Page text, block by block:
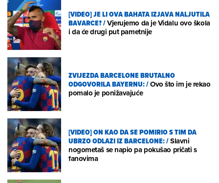
[VIDEO] JE LI OVA BAHATA IZJAVA NALJUTILA
BAVARCE?/Vjerujemo da je Vidalu ovo škola
i da će drugi put pametnije
ZVIJEZDA BARCELONE BRUTALNO
ODGOVORILA BAYERNU:/Ovo što im je rekao
pomalo je ponižavajuće
[VIDEO] ON KAO DA SE POMIRIO S TIM DA
UBRZO ODLAZI IZ BARCELONE:/Slavni
nogometaš se napio pa pokušao pričati s
fanovima